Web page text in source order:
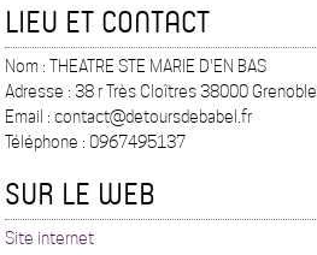
LIEU ET CONTACT
Nom : THEATRE STE MARIE D'EN BAS
Adresse : 38 r Très Cloîtres 38000 Grenoble
Email : contact@detoursdebabel.fr
Téléphone : 0967495137
SUR LE WEB
Site internet